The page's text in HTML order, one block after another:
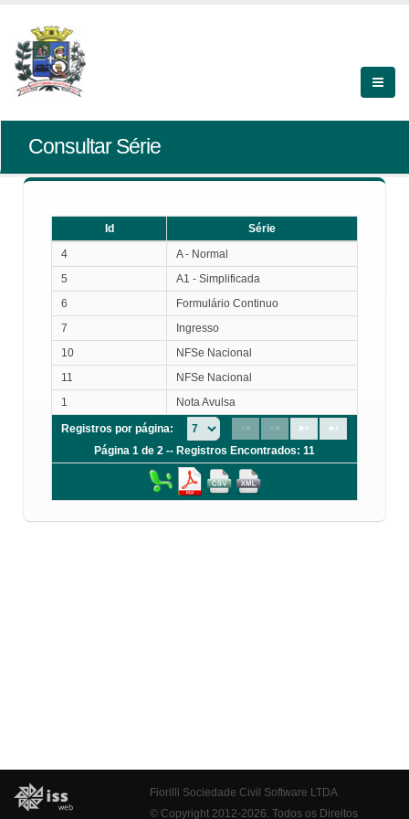
Consultar Série
Id
Série
4
A - Normal
5
A1 - Simplificada
6
Formulário Continuo
7
Ingresso
10
NFSe Nacional
11
NFSe Nacional
1
Nota Avulsa
Registros por página:
Página 1 de 2 -- Registros Encontrados: 11
Fiorilli Sociedade Civil Software LTDA
© Copyright 2012-2026. Todos os Direitos